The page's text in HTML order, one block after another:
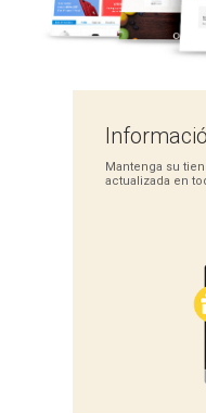
Mantenga su
actualizada en